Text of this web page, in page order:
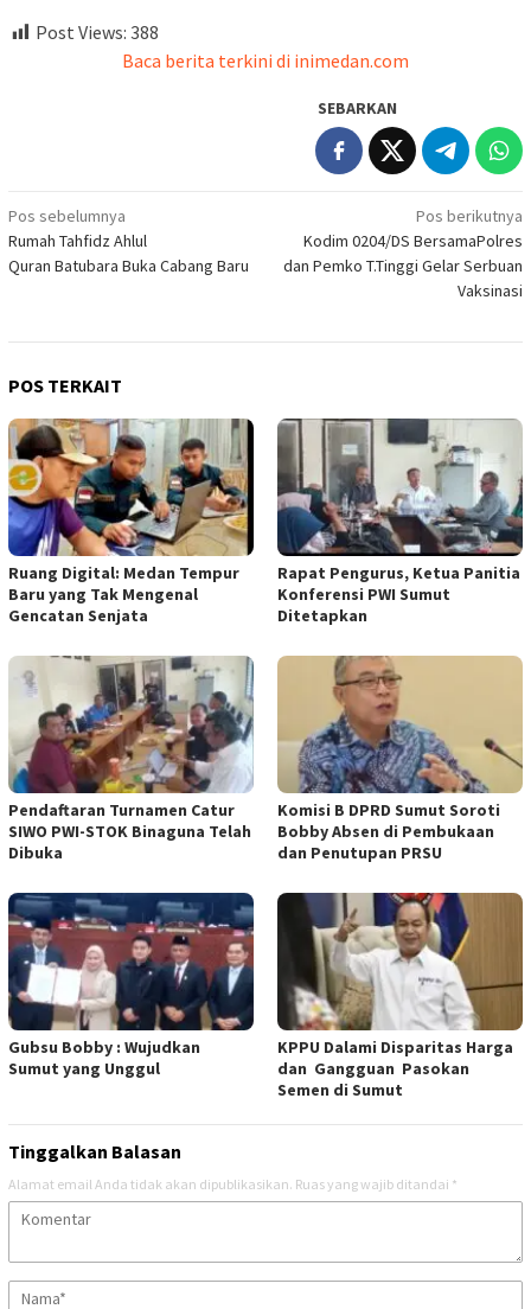
Post Views: 388
Baca berita terkini di inimedan.com
SEBARKAN
Navigasi
pos
Pos sebelumnya
Rumah Tahfidz Ahlul
Quran Batubara Buka Cabang Baru
Pos berikutnya
Kodim 0204/DS BersamaPolres
dan Pemko T.Tinggi Gelar Serbuan
Vaksinasi
POS TERKAIT
Ruang Digital: Medan Tempur
Baru yang Tak Mengenal
Gencatan Senjata
Rapat Pengurus, Ketua Panitia
Konferensi PWI Sumut
Ditetapkan
Pendaftaran Turnamen Catur
SIWO PWI-STOK Binaguna Telah
Dibuka
Komisi B DPRD Sumut Soroti
Bobby Absen di Pembukaan
dan Penutupan PRSU
Gubsu Bobby : Wujudkan
Sumut yang Unggul
KPPU Dalami Disparitas Harga
dan Gangguan Pasokan
Semen di Sumut
Tinggalkan Balasan
Alamat email Anda tidak akan dipublikasikan. Ruas yang wajib ditandai *